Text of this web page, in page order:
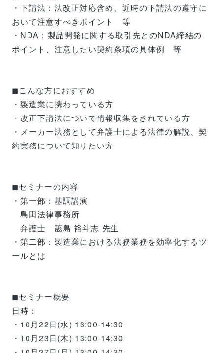
・下請法：法改正対応含め、近時の下請法の遵守に
おいて注意すべきポイント 等
・NDA：製品開発に関する取引先とのNDA締結の
ポイント、注意したい契約条項の具体例 等
◼︎こんな方におすすめ
・製造業に携わっている方
・改正下請法について情報収集をされている方
・メーカー法務として弁護士による法律の解説、契
約実務について知りたい方
◼︎セミナーの内容
・第一部：基調講演
島田法律事務所
弁護士 筬島 裕斗志 先生
・第二部：製造業における法務業務を効率化するツ
ールとは
◼︎セミナー概要
日時：
・10月22日(水) 13:00-14:30
・10月23日(木) 13:00-14:30